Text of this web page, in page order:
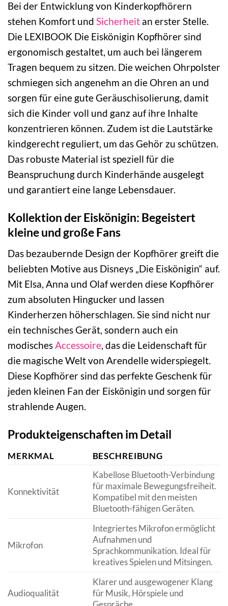
Bei der Entwicklung von Kinderkopfhörern
stehen Komfort und Sicherheit an erster Stelle.
Die LEXIBOOK Die Eiskönigin Kopfhörer sind
ergonomisch gestaltet, um auch bei längerem
Tragen bequem zu sitzen. Die weichen Ohrpolster
schmiegen sich angenehm an die Ohren an und
sorgen für eine gute Geräuschisolierung, damit
sich die Kinder voll und ganz auf ihre Inhalte
konzentrieren können. Zudem ist die Lautstärke
kindgerecht reguliert, um das Gehör zu schützen.
Das robuste Material ist speziell für die
Beanspruchung durch Kinderhände ausgelegt
und garantiert eine lange Lebensdauer.
Kollektion der Eiskönigin: Begeistert
kleine und große Fans
Das bezaubernde Design der Kopfhörer greift die
beliebten Motive aus Disneys „Die Eiskönigin“ auf.
Mit Elsa, Anna und Olaf werden diese Kopfhörer
zum absoluten Hingucker und lassen
Kinderherzen höherschlagen. Sie sind nicht nur
ein technisches Gerät, sondern auch ein
modischesAccessoire, das die Leidenschaft für
die magische Welt von Arendelle widerspiegelt.
Diese Kopfhörer sind das perfekte Geschenk für
jeden kleinen Fan der Eiskönigin und sorgen für
strahlende Augen.
Produkteigenschaften im Detail
MERKMAL BESCHREIBUNG
Konnektivität
Kabellose Bluetooth-Verbindung
für maximale Bewegungsfreiheit.
Kompatibel mit den meisten
Bluetooth-fähigen Geräten.
Mikrofon
Integriertes Mikrofon ermöglicht
Aufnahmen und
Sprachkommunikation. Ideal für
kreatives Spielen und Mitsingen.
Audioqualität
Klarer und ausgewogener Klang
für Musik, Hörspiele und